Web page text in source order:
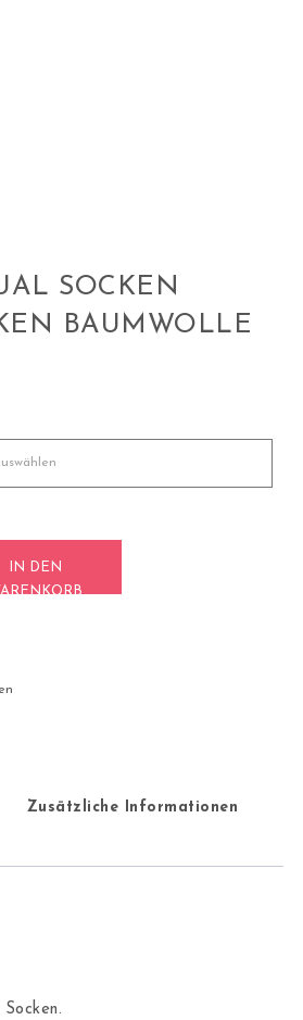
SOCKEN
BAUMWOLLE
IN DEN
Zusätzliche Informationen